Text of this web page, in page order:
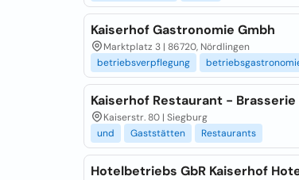
Kaiserhof Gastronomie Gmbh
Marktplatz 3 | 86720, Nördlingen
betriebsverpflegung
Kaiserhof Restaurant -
Kaiserstr. 80 | Siegburg
und
Gaststätten Restaurants
Hotelbetriebs GbR Kaiserhof